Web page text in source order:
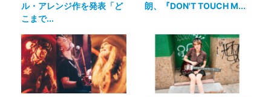
ル・アレンジ作を発表「ど
こまで...
朗、『DON'T TOUCH M...